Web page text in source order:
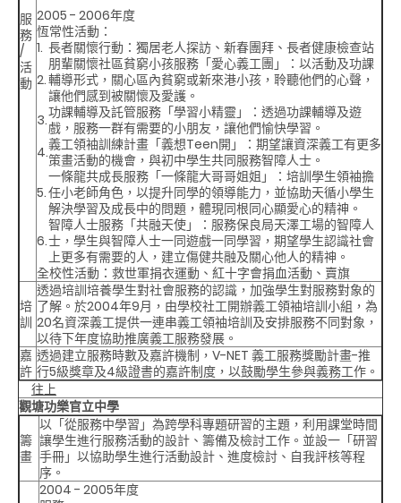
服
務
/
活
動
2005 - 2006年度
恆常性活動 ：
1. 長者關懷行動 ：獨居老人探訪、新春團拜、長者健康檢查站
2.
朋輩關懷社區貧窮小孩服務「愛心義工團」
：以活動及功課
輔導形式，關心區內貧窮或新來港小孩，聆聽他們的心聲，
讓他們感到被關懷及愛護。
3.功課輔導及託管服務「學習小精靈」
：透過功課輔導及遊
戲，服務一群有需要的小朋友，讓他們愉快學習。
4.義工領袖訓練計畫「義想Teen開」
：期望讓資深義工有更多
策畫活動的機會，與初中學生共同服務智障人士。
5.
一條龍共成長服務「一條龍大哥哥姐姐」
：培訓學生領袖擔
任小老師角色，以提升同學的領導能力，並協助天循小學生
解決學習及成長中的問題，體現同根同心顯愛心的精神。
6.
智障人士服務「共融天使」
：服務保良局天澤工場的智障人
士，學生與智障人士一同遊戲一同學習，期望學生認識社會
上更多有需要的人，建立傷健共融及關心他人的精神。
全校性活動 ：救世軍捐衣運動、紅十字會捐血活動、賣旗
培
訓
透過培訓培養學生對社會服務的認識，加強學生對服務對象的
了解。於2004年9月，由學校社工開辦義工領袖培訓小組，為
20名資深義工提供一連串義工領袖培訓及安排服務不同對象，
以待下年度協助推廣義工服務發展。
嘉
許
透過建立服務時數及嘉許機制，V-NET 義工服務獎勵計畫-推
行5級獎章及4級證書的嘉許制度，以鼓勵學生參與義務工作。
往上
觀塘功樂官立中學
籌
畫
以「從服務中學習」為跨學科專題研習的主題，利用課堂時間
讓學生進行服務活動的設計、籌備及檢討工作。並設一「研習
手冊」以協助學生進行活動設計、進度檢討、自我評核等程
序。
2004 - 2005年度